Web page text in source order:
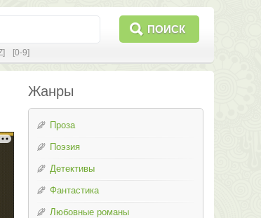
ПОИСК
[0-9]
Жанры
Проза
Поэзия
Детективы
Фантастика
Любовные романы